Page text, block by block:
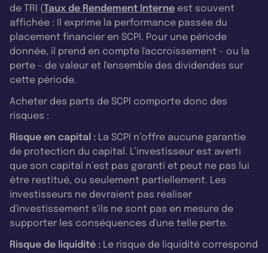
de TRI (Taux de Rendement Interne est souvent
affichée : Il exprime la performance passée du
placement financier en SCPI. Pour une période
donnée, il prend en compte l'accroissement - ou la
perte - de valeur et l'ensemble des dividendes sur
cette période.
Acheter des parts de SCPI comporte donc des
risques :
Risque en capital : La SCPI n’offre aucune garantie
de protection du capital. L’investisseur est averti
que son capital n’est pas garanti et peut ne pas lui
être restitué, ou seulement partiellement. Les
investisseurs ne devraient pas réaliser
d'investissement s'ils ne sont pas en mesure de
supporter les conséquences d'une telle perte.
Risque de liquidité : Le risque de liquidité correspond